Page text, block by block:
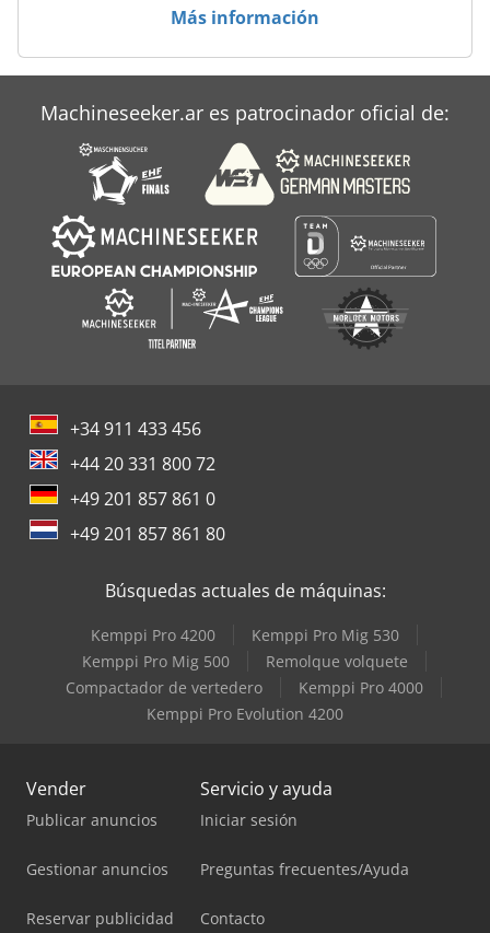
Más información
Machineseeker.ar es patrocinador oficial de:
+34 911 433 456
+44 20 331 800 72
+49 201 857 861 0
+49 201 857 861 80
Búsquedas actuales de máquinas:
Kemppi Pro 4200
Kemppi Pro Mig 530
Kemppi Pro Mig 500
Remolque volquete
Compactador de vertedero
Kemppi Pro 4000
Kemppi Pro Evolution 4200
Vender
Publicar anuncios
Gestionar anuncios
Reservar publicidad
Servicio y ayuda
Iniciar sesión
Preguntas frecuentes/Ayuda
Contacto